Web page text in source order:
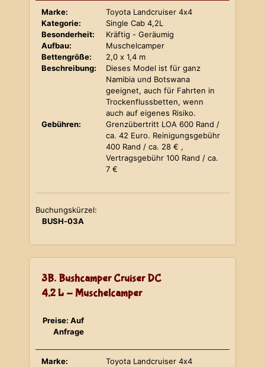
Marke:
Toyota Landcruiser 4x4
Kategorie:
Single Cab 4,2L
Besonderheit:
Kräftig - Geräumig
Aufbau:
Muschelcamper
Bettengröße:
2,0 x 1,4 m
Beschreibung:
Dieses Model ist für ganz
Namibia und Botswana
geeignet, auch für Fahrten in
Trockenflussbetten, wenn
auch auf eigenes Risiko.
Gebühren:
Grenzübertritt LOA 600 Rand /
ca. 42 Euro. Reinigungsgebühr
400 Rand / ca. 28 € ,
Vertragsgebühr 100 Rand / ca.
7 €
Buchungskürzel:
BUSH-03A
3B. Bushcamper Cruiser DC
4,2 L - Muschelcamper
Preise: Auf
Anfrage
Marke:
Toyota Landcruiser 4x4